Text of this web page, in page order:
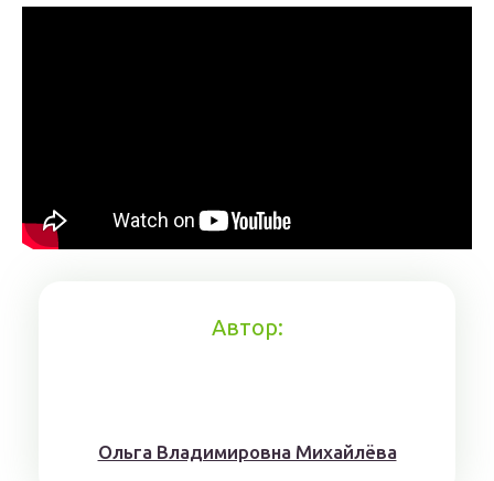
Автор:
Ольга Владимировна Михайлёва